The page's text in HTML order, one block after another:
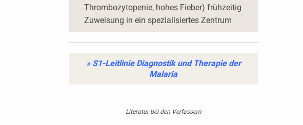
Thrombozytopenie, hohes Fieber) frühzeitig
Zuweisung in ein spezialisiertes Zentrum
» S1-Leitlinie Diagnostik und Therapie der
Malaria
Literatur bei den Verfassern